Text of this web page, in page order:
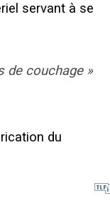
servant à se
de couchage »
du